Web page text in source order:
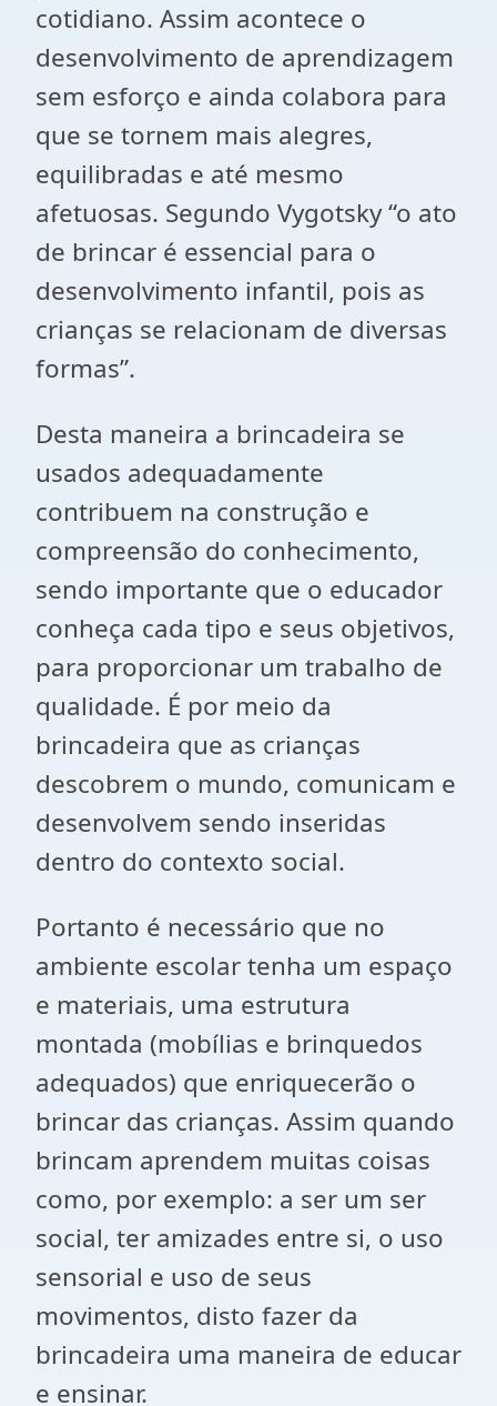
cotidiano. Assim acontece o
desenvolvimento de aprendizagem
sem esforço e ainda colabora para
que se tornem mais alegres,
equilibradas e até mesmo
afetuosas. Segundo Vygotsky “o ato
de brincar é essencial para o
desenvolvimento infantil, pois as
crianças se relacionam de diversas
formas”.
Desta maneira a brincadeira se
usados adequadamente
contribuem na construção e
compreensão do conhecimento,
sendo importante que o educador
conheça cada tipo e seus objetivos,
para proporcionar um trabalho de
qualidade. É por meio da
brincadeira que as crianças
descobrem o mundo, comunicam e
desenvolvem sendo inseridas
dentro do contexto social.
Portanto é necessário que no
ambiente escolar tenha um espaço
e materiais, uma estrutura
montada (mobílias e brinquedos
adequados) que enriquecerão o
brincar das crianças. Assim quando
brincam aprendem muitas coisas
como, por exemplo: a ser um ser
social, ter amizades entre si, o uso
sensorial e uso de seus
movimentos, disto fazer da
brincadeira uma maneira de educar
e ensinar.